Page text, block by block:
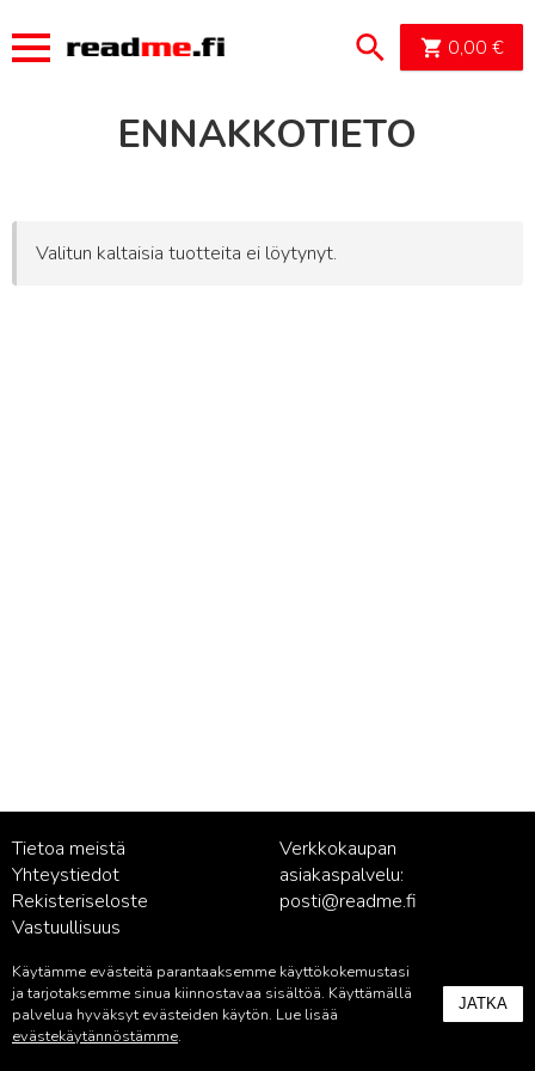
0,00 €
ENNAKKOTIETO
Valitun kaltaisia tuotteita ei löytynyt.
Tietoa meistä
Yhteystiedot
Rekisteriseloste
Vastuullisuus
Verkkokaupan
asiakaspalvelu:
posti@readme.fi
Kustantamon asiakaspalvelu:
palvelu@readme.fi
Käytämme evästeitä parantaaksemme käyttökokemustasi
ja tarjotaksemme sinua kiinnostavaa sisältöä. Käyttämällä
palvelua hyväksyt evästeiden käytön. Lue lisää
evästekäytännöstämme.
JATKA